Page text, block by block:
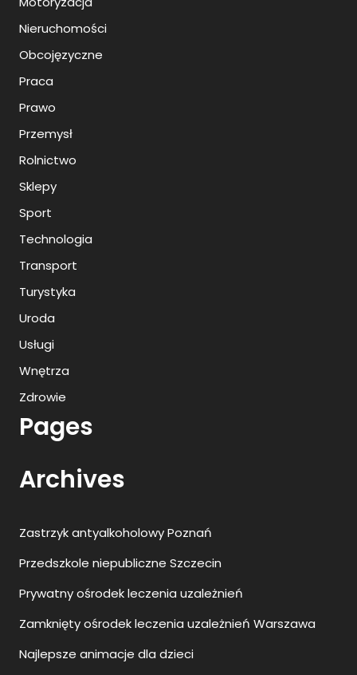
Nieruchomości
Obcojęzyczne
Praca
Prawo
Przemysł
Rolnictwo
Sklepy
Sport
Technologia
Transport
Turystyka
Uroda
Usługi
Wnętrza
Zdrowie
Pages
Archives
Zastrzyk antyalkoholowy Poznań
Przedszkole niepubliczne Szczecin
Prywatny ośrodek leczenia uzależnień
Zamknięty ośrodek leczenia uzależnień Warszawa
Najlepsze animacje dla dzieci